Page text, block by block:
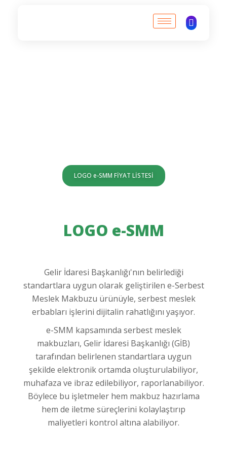
S
R
B
LOGO e-SMM FİYAT LİSTESİ
LOGO e-SMM
Gelir İdaresi Başkanlığı'nın belirlediği
standartlara uygun olarak geliştirilen e-Serbest
Meslek Makbuzu ürünüyle, serbest meslek
erbabları işlerini dijitalin rahatlığını yaşıyor.
e-SMM kapsamında serbest meslek
makbuzları, Gelir İdaresi Başkanlığı (GİB)
tarafından belirlenen standartlara uygun
şekilde elektronik ortamda oluşturulabiliyor,
muhafaza ve ibraz edilebiliyor, raporlanabiliyor.
Böylece bu işletmeler hem makbuz hazırlama
hem de iletme süreçlerini kolaylaştırıp
maliyetleri kontrol altına alabiliyor.